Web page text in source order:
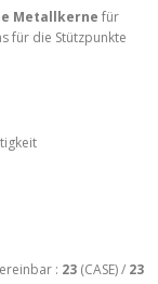
Metallkerne für
für die Stützpunkte
: 23(CASE) / 23